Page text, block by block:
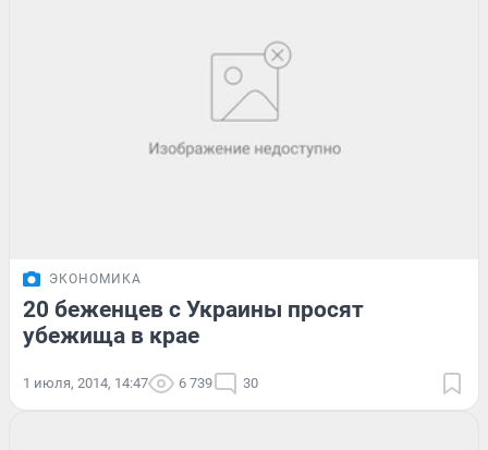
ЭКОНОМИКА
20 беженцев с Украины просят
убежища в крае
1 июля, 2014, 14:47 6 739 30